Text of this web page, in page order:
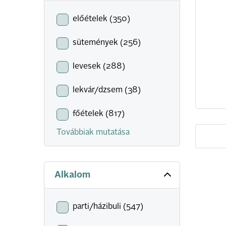
előételek (350)
sütemények (256)
levesek (288)
lekvár/dzsem (38)
főételek (817)
Továbbiak mutatása
Alkalom
parti/házibuli (547)